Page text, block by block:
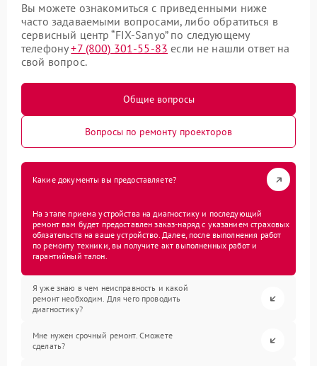
Вы можете ознакомиться с приведенными ниже
часто задаваемыми вопросами, либо обратиться в
сервисный центр “FIX-Sanyo” по следующему
телефону+7 (800) 301-55-83 если не нашли ответ на
свой вопрос.
Общие вопросы
Вопросы по ремонту проекторов
Какие документы вы предоставляете?
На этапе приема устройства на диагностику и последующий
ремонт вам будет предоставлен заказ-наряд с указанием страховых
обязательств на ваше устройство. Далее, после выполнения работ
по ремонту техники, вы получите акт выполненных работ и
гарантийный талон.
Я уже знаю в чем неисправность и какой
ремонт необходим. Для чего проводить
диагностику?
Мне нужен срочный ремонт. Сможете
сделать?